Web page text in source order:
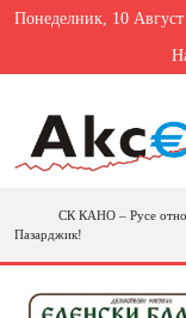
Понеделник, 10
СК КАНО – Русе
Пазарджик!